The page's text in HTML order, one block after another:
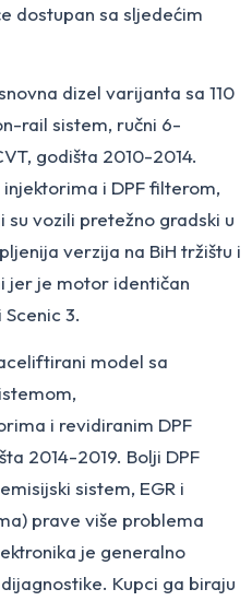
dostupan sa sljedećim
dizel varijanta sa 110
rail sistem, ručni 6-
godišta 2010-2014.
i DPF filterom,
vozili pretežno gradski u
verzija na BiH tržištu i
jer je motor identičan
3.
model sa
i revidiranim DPF
2014-2019. Bolji DPF
sistem, EGR i
prave više problema
je generalno
Kupci ga biraju